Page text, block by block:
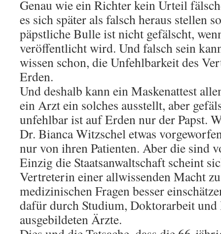
Genau wie ein Richter kein Urteil
es sich später als falsch heraus stellen
päpstliche Bulle ist nicht gefälscht,
veröffentlicht wird. Und falsch sein
wissen schon, die Unfehlbarkeit des
Erden.
Und deshalb kann ein Maskenattest
ein Arzt ein solches ausstellt, aber
unfehlbar ist auf Erden nur der Papst.
Dr. Bianca Witzschel etwas
nur von ihren Patienten. Aber die sind
Einzig die Staatsanwaltschaft scheint
Vertreterin einer allwissenden Macht
medizinischen Fragen besser
dafür durch Studium, Doktorarbeit und
ausgebildeten Ärzte.